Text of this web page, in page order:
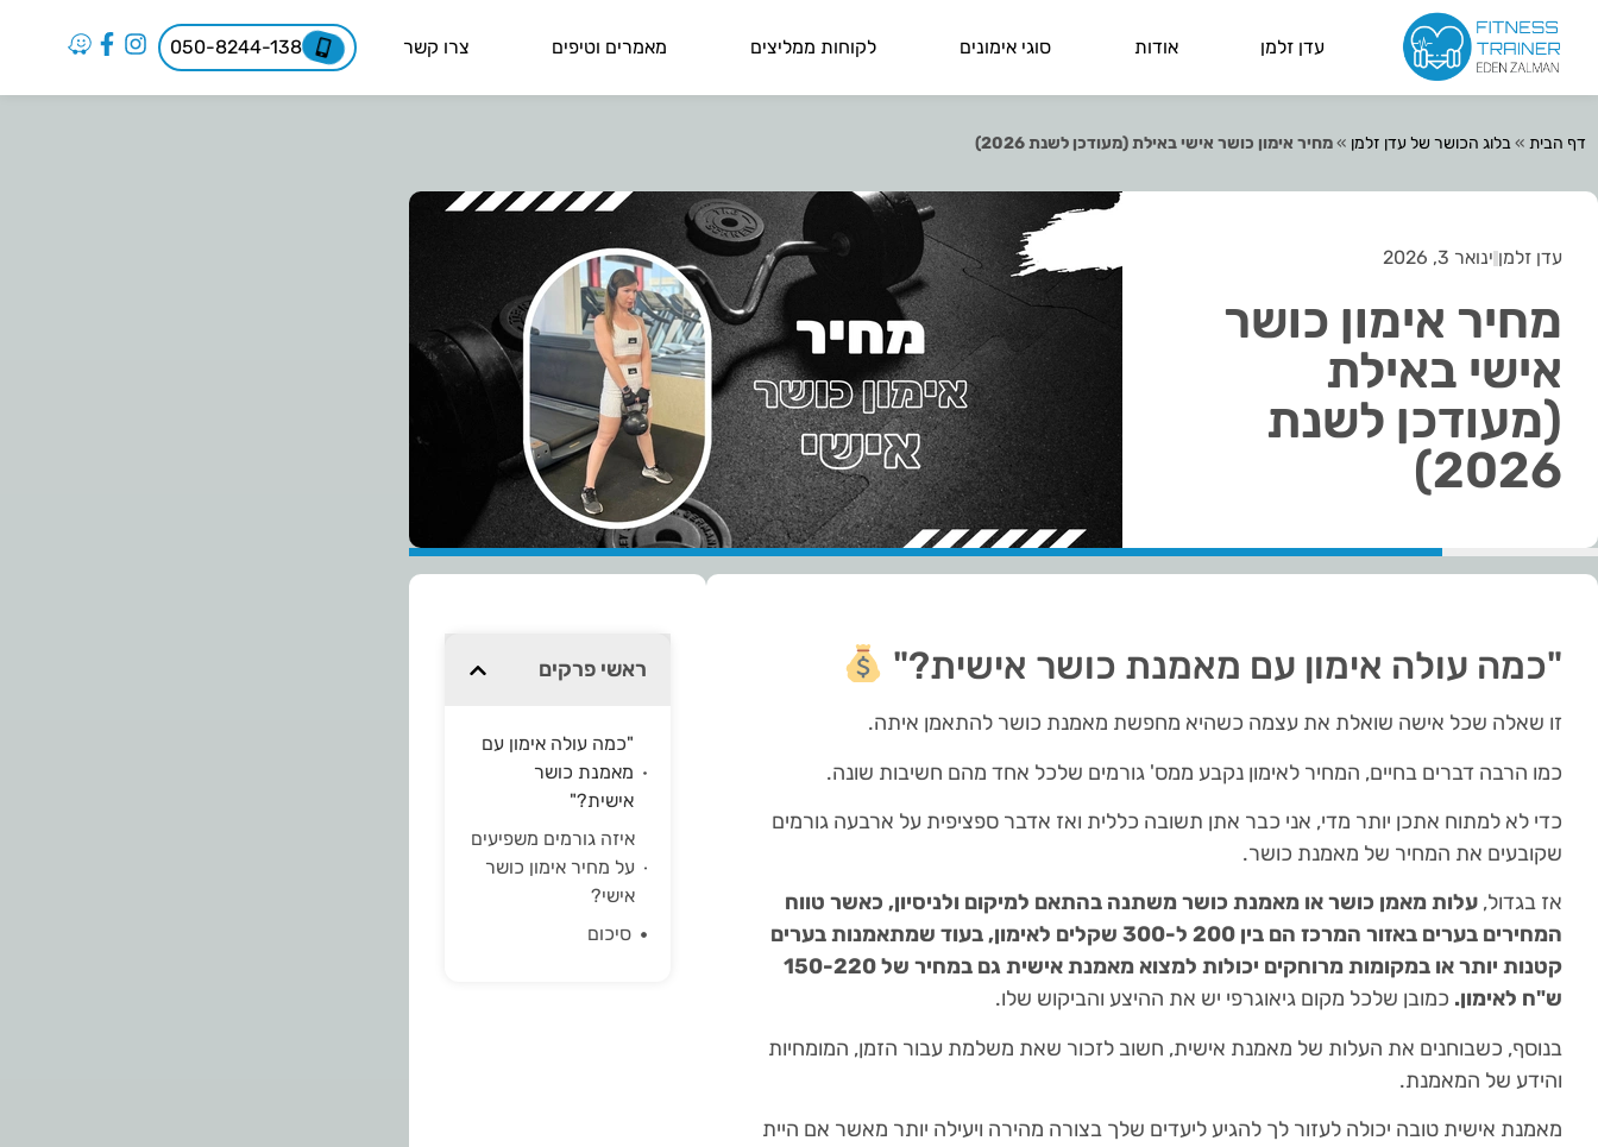
עדן זלמן אודות סוגי אימונים לקוחות ממליצים מאמרים וטיפים צרו קשר 050-8244-138
דף הבית »בלוג הכושר של עדן זלמן »מחיר אימון כושר אישי באילת (מעודכן לשנת 2026)
עדן זלמן ינואר 3, 2026
מחיר אימון כושר
אישי באילת
(מעודכן לשנת
2026)
"כמה עולה אימון עם מאמנת כושר אישית?"
זו שאלה שכל אישה שואלת את עצמה כשהיא מחפשת מאמנת כושר להתאמן איתה.
כמו הרבה דברים בחיים, המחיר לאימון נקבע ממס' גורמים שלכל אחד מהם חשיבות שונה.
כדי לא למתוח אתכן יותר מדי, אני כבר אתן תשובה כללית ואז אדבר ספציפית על ארבעה גורמים
שקובעים את המחיר של מאמנת כושר.
אז בגדול, עלות מאמן כושר או מאמנת כושר משתנה בהתאם למיקום ולניסיון, כאשר טווח
המחירים בערים באזור המרכז הם בין 200 ל-300 שקלים לאימון, בעוד שמתאמנות בערים
קטנות יותר או במקומות מרוחקים יכולות למצוא מאמנת אישית גם במחיר של 150-220
ש"ח לאימון. כמובן שלכל מקום גיאוגרפי יש את ההיצע והביקוש שלו.
בנוסף, כשבוחנים את העלות של מאמנת אישית, חשוב לזכור שאת משלמת עבור הזמן, המומחיות
והידע של המאמנת.
מאמנת אישית טובה יכולה לעזור לך להגיע ליעדים שלך בצורה מהירה ויעילה יותר מאשר אם היית
ראשי פרקים
"כמה עולה אימון עם
מאמנת כושר
אישית?"
איזה גורמים משפיעים
על מחיר אימון כושר
אישי?
סיכום